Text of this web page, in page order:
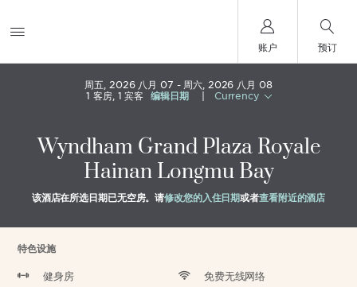
账户 预订
周五, 2026 八月 07
周六, 2026 八月 08
1 客房, 1 宾客 编辑日期 Currency
Wyndham Grand Plaza Royale
Hainan Longmu Bay
该酒店在所选日期已无空房。请修改您的入住日期或者查看附近的酒店
特色设施
健身房 免费无线网络